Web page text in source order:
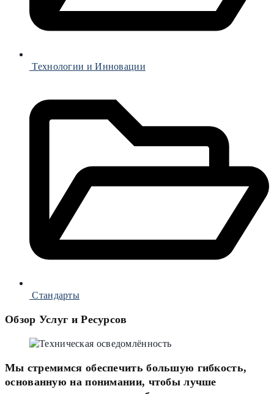
Технологии и Инновации
Стандарты
Обзор Услуг и Ресурсов
Мы стремимся обеспечить большую гибкость,
основанную на понимании, чтобы лучше